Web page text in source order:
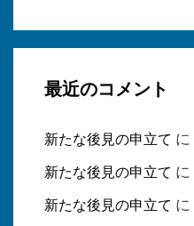
最近のコメント
新たな後見の申立て に
新たな後見の申立て に
新たな後見の申立て に